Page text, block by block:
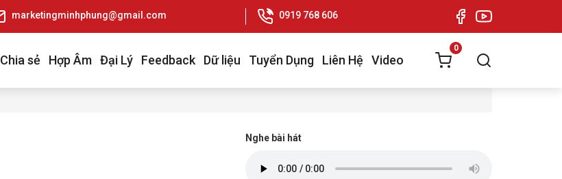
marketingminhphung@gmail.com 0919 768 606
Chia sẻ Hợp Âm Đại Lý Feedback Dữ liệu Tuyển Dụng Liên Hệ Video
0
Nghe bài hát